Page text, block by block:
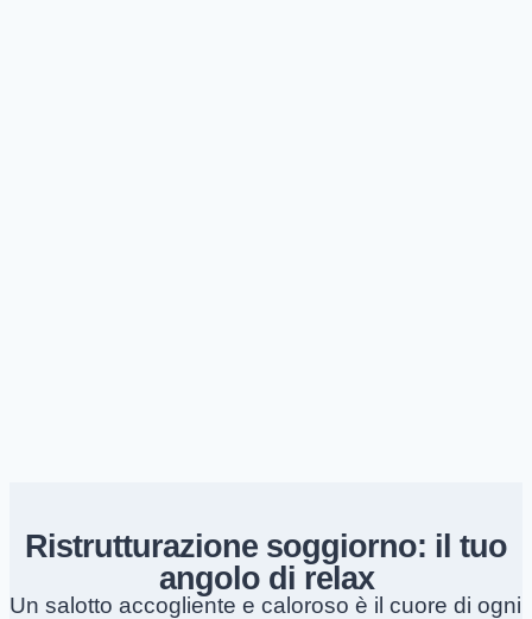
Ristrutturazione soggiorno: il tuo
angolo di relax
Un salotto accogliente e caloroso è il cuore di ogni